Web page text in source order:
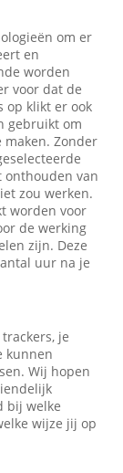
om er
en
worden
voor dat de
op klikt er ook
gebruikt om
Zonder
onthouden van
zou werken.
worden voor
de werking
zijn. Deze
uur na je
je
kunnen
Wij hopen
bij welke
wijze jij op